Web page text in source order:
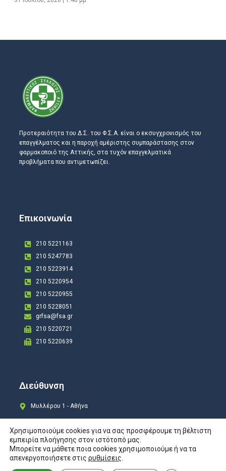
Προτεραιότητα του Δ.Σ. του Φ.Σ.Α. είναι ο εκσυγχρονισμός του
επαγγέλματος και η παροχή αμέριστης συμπαράστασης στον
φαρμακοποιό της Αττικής, στα τυχόν επαγγελματικά
προβλήματα που αντιμετωπίζει.
Επικοινωνία
210 5221163
210 5247783
210 5223914
210 5220954
210 5220955
210 5228051
grfsa@fsa.gr
210 5220721
210 5220639
Διεύθυνση
Μυλλέρου 1 - Αθήνα
Copyright © 2024 All rights Reserved. Design byCOSMOTE New Site4U
Χρησιμοποιούμε cookies για να σας προσφέρουμε τη βέλτιστη
εμπειρία πλοήγησης στον ιστότοπό μας.
Μπορείτε να μάθετε ποια cookies χρησιμοποιούμε ή να τα
απενεργοποιήσετε στις ρυθμίσεις